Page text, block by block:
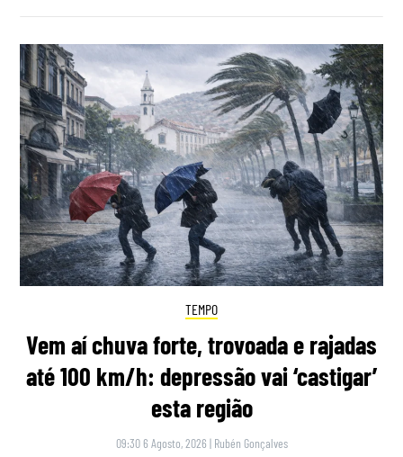
TEMPO
Vem aí chuva forte, trovoada e rajadas
até 100 km/h: depressão vai ‘castigar’
esta região
09:30 6 Agosto, 2026 | Rubén Gonçalves